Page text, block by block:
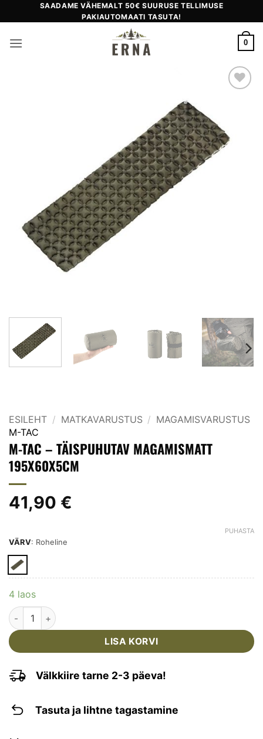
to
SAADAME VÄHEMALT 50€ SUURUSE TELLIMUSE
PAKIAUTOMAATI TASUTA!
0
ESILEHT / MATKAVARUSTUS / MAGAMISVARUSTUS
M-TAC
M-TAC – TÄISPUHUTAV MAGAMISMATT
195X60X5CM
41,90 €
VÄRV: Roheline
PUHASTA
4 laos
M-TAC - TÄISPUHUTAV MAGAMISMATT 195x60x5CM kogus
LISA KORVI
Välkkiire tarne 2-3 päeva!
Tasuta ja lihtne tagastamine